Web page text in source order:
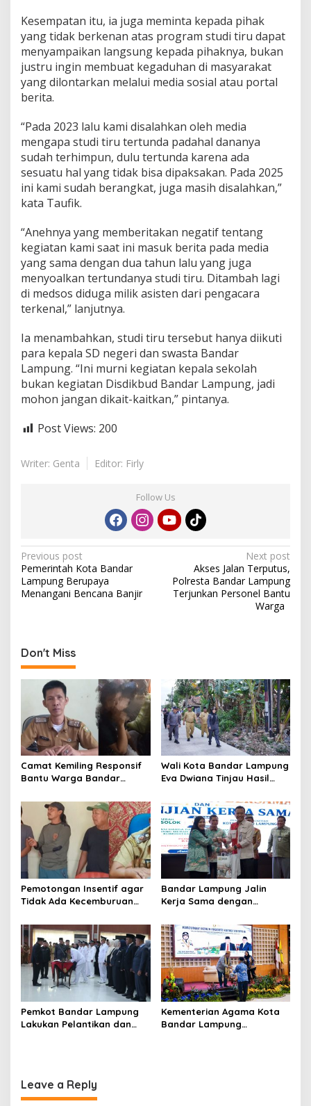
Kesempatan itu, ia juga meminta kepada pihak
yang tidak berkenan atas program studi tiru dapat
menyampaikan langsung kepada pihaknya, bukan
justru ingin membuat kegaduhan di masyarakat
yang dilontarkan melalui media sosial atau portal
berita.
“Pada 2023 lalu kami disalahkan oleh media
mengapa studi tiru tertunda padahal dananya
sudah terhimpun, dulu tertunda karena ada
sesuatu hal yang tidak bisa dipaksakan. Pada 2025
ini kami sudah berangkat, juga masih disalahkan,”
kata Taufik.
“Anehnya yang memberitakan negatif tentang
kegiatan kami saat ini masuk berita pada media
yang sama dengan dua tahun lalu yang juga
menyoalkan tertundanya studi tiru. Ditambah lagi
di medsos diduga milik asisten dari pengacara
terkenal,” lanjutnya.
Ia menambahkan, studi tiru tersebut hanya diikuti
para kepala SD negeri dan swasta Bandar
Lampung. “Ini murni kegiatan kepala sekolah
bukan kegiatan Disdikbud Bandar Lampung, jadi
mohon jangan dikait-kaitkan,” pintanya.
Post Views: 200
Writer: Genta Editor: Firly
Follow Us
P
o
s
a
v
g
a
t
i
n
Previous post
Pemerintah Kota Bandar
Lampung Berupaya
Menangani Bencana Banjir
Next post
Akses Jalan Terputus,
Polresta Bandar Lampung
Terjunkan Personel Bantu
Warga
Don't Miss
Camat Kemiling Responsif
Bantu Warga Bandar
Anak Putus Sekolah
Wali Kota Bandar Lampung
Eva Dwiana Tinjau Hasil
di Way Laga
Pemotongan Insentif agar
Tidak Ada Kecemburuan
Kesepakatan Linmas
Pematang Wangi Bersama
Bandar Lampung Jalin
Kerja Sama dengan
Ketahanan Pangan dan
Kendalikan Inflasi
Pemkot Bandar Lampung
Lakukan Pelantikan dan
Kementerian Agama Kota
Bandar Lampung
Leave a Reply